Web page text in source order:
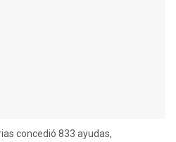
concedió 833 ayudas,